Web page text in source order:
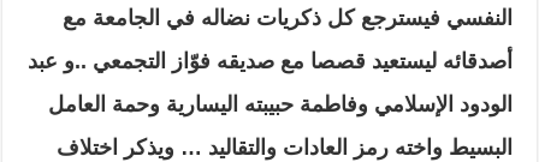
النفسي فيسترجع كل ذكريات نضاله في الجامعة مع
أصدقائه ليستعيد قصصا مع صديقه فوّاز التجمعي ..و عبد
الودود الإسلامي وفاطمة حبيبته اليسارية وحمة العامل
البسيط واخته رمز العادات والتقاليد … ويذكر اختلاف